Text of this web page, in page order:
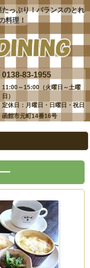
っぷり！バランスのとれ
料理！
0138-83-1955
11:00～15:00（火曜日～土曜
日）
定休日：月曜日・日曜日・祝日
函館市元町14番16号